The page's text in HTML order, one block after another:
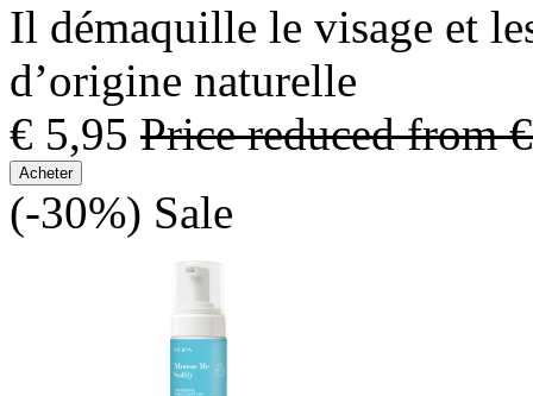
Il démaquille le visage et
d’origine naturelle
€ 5,95 Price reduced from
Acheter
(-30%) Sale